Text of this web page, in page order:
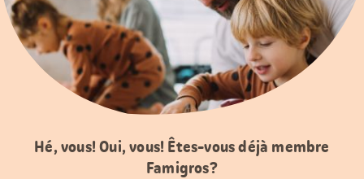
Hé, vous! Oui, vous! Êtes-vous déjà membre
Famigros?